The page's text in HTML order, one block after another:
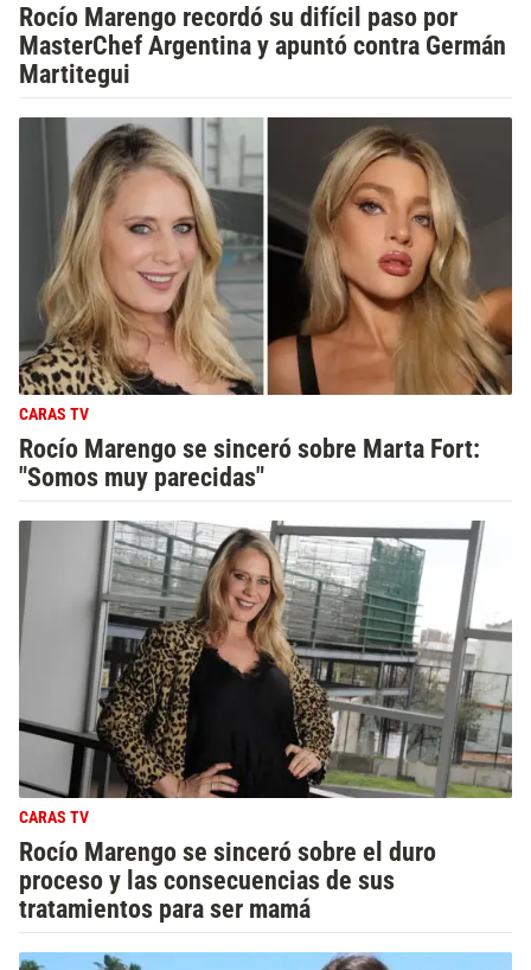
Rocío Marengo recordó su difícil paso por
MasterChef Argentina y apuntó contra Germán
Martitegui
CARAS TV
Rocío Marengo se sinceró sobre Marta Fort:
"Somos muy parecidas"
CARAS TV
Rocío Marengo se sinceró sobre el duro
proceso y las consecuencias de sus
tratamientos para ser mamá